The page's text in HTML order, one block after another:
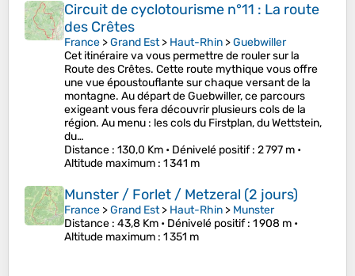
Circuit de cyclotourisme n°11 : La route
des Crêtes
France >Grand Est> Haut-Rhin >Guebwiller
Cet itinéraire va vous permettre de rouler sur la
Route des Crêtes. Cette route mythique vous offre
une vue époustouflante sur chaque versant de la
montagne. Au départ de Guebwiller, ce parcours
exigeant vous fera découvrir plusieurs cols de la
région. Au menu : les cols du Firstplan, du Wettstein,
du…
Distance : 130,0 Km • Dénivelé positif: 2 797 m •
Altitude maximum : 1 341 m
Munster / Forlet / Metzeral (2 jours)
France >Grand Est> Haut-Rhin > Munster
Distance : 43,8 Km • Dénivelé positif: 1 908 m •
Altitude maximum : 1 351 m